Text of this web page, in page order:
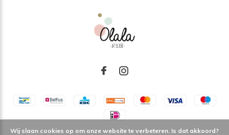
Wij slaan cookies op om onze website te verbeteren. Is dat akkoord?